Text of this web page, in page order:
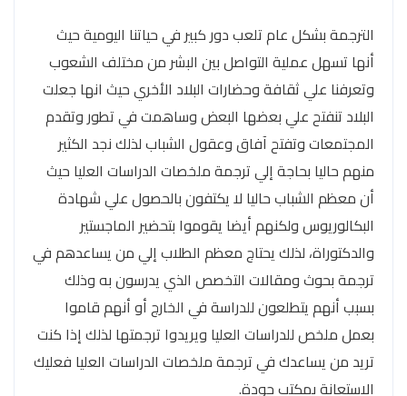
الترجمة بشكل عام تلعب دور كبير في حياتنا اليومية حيث
أنها تسهل عملية التواصل بين البشر من مختلف الشعوب
وتعرفنا علي ثقافة وحضارات البلاد الأخري حيث انها جعلت
البلاد تنفتح علي بعضها البعض وساهمت في تطور وتقدم
المجتمعات وتفتح آفاق وعقول الشباب لذلك نجد الكثير
منهم حاليا بحاجة إلي ترجمة ملخصات الدراسات العليا حيث
أن معظم الشباب حاليا لا يكتفون بالحصول علي شهادة
البكالوريوس ولكنهم أيضا يقوموا بتحضير الماجستير
والدكتوراة، لذلك يحتاج معظم الطلاب إلي من يساعدهم في
ترجمة بحوث ومقالات التخصص الذي يدرسون به وذلك
بسبب أنهم يتطلعون للدراسة في الخارج أو أنهم قاموا
بعمل ملخص للدراسات العليا ويريدوا ترجمتها لذلك إذا كنت
تريد من يساعدك في ترجمة ملخصات الدراسات العليا فعليك
الاستعانة بمكتب جودة.